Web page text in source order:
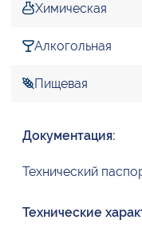
Химическая
Алкогольная
Пищевая
Документация:
Технический
Технические